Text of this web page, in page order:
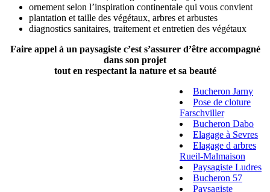
ornement selon l’inspiration continentale qui vous convient
plantation et taille des végétaux, arbres et arbustes
diagnostics sanitaires, traitement et entretien des végétaux
Faire appel à un paysagiste c’est s’assurer d’être accompagné
dans son projet
tout en respectant la nature et sa beauté
Bucheron Jarny
Pose de cloture
Farschviller
Bucheron Dabo
Elagage à Sevres
Elagage d arbres
Rueil-Malmaison
Paysagiste Ludres
Bucheron 57
Paysagiste